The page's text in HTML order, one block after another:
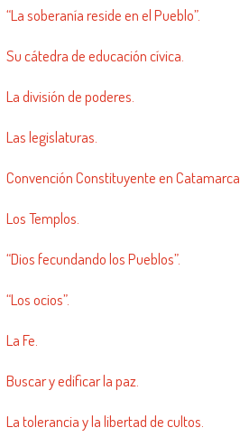
“La soberanía reside en el Pueblo”.
Su cátedra de educación cívica.
La división de poderes.
Las legislaturas.
Convención Constituyente en Catamarca.
Los Templos.
“Dios fecundando los Pueblos”.
“Los ocios”.
La Fe.
Buscar y edificar la paz.
La tolerancia y la libertad de cultos.